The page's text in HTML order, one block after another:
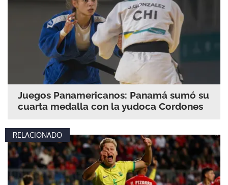
Juegos Panamericanos: Panamá sumó su
cuarta medalla con la yudoca Cordones
RELACIONADO